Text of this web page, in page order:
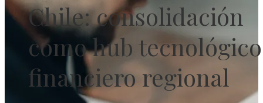
Chile: consolidación
como hub
financiero regional